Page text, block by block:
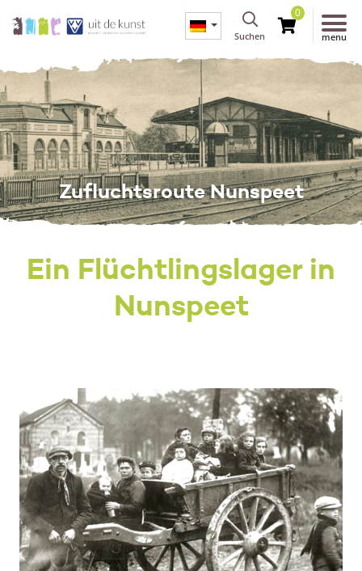
Suchen
0
menu
Zufluchtsroute Nunspeet
Ein Flüchtlingslager in
Nunspeet